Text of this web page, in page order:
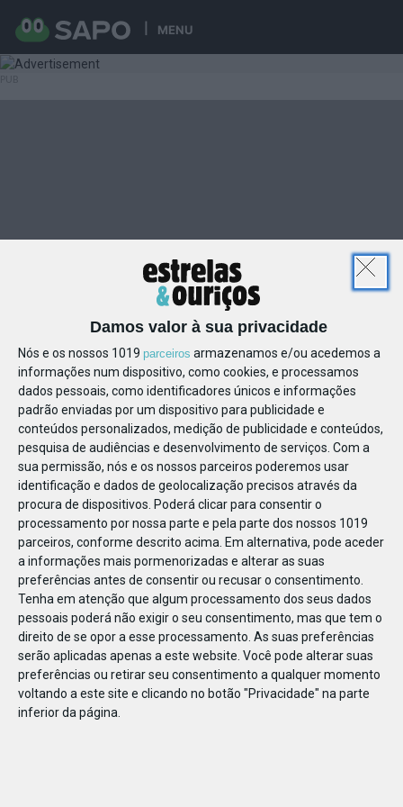
Damos valor à sua privacidade
Nós e os nossos 1019 parceiros armazenamos e/ou acedemos a
informações num dispositivo, como cookies, e processamos
dados pessoais, como identificadores únicos e informações
padrão enviadas por um dispositivo para publicidade e
conteúdos personalizados, medição de publicidade e conteúdos,
pesquisa de audiências e desenvolvimento de serviços. Com a
sua permissão, nós e os nossos parceiros poderemos usar
identificação e dados de geolocalização precisos através da
procura de dispositivos. Poderá clicar para consentir o
processamento por nossa parte e pela parte dos nossos 1019
parceiros, conforme descrito acima. Em alternativa, pode aceder
a informações mais pormenorizadas e alterar as suas
preferências antes de consentir ou recusar o consentimento.
Tenha em atenção que algum processamento dos seus dados
pessoais poderá não exigir o seu consentimento, mas que tem o
direito de se opor a esse processamento. As suas preferências
serão aplicadas apenas a este website. Você pode alterar suas
preferências ou retirar seu consentimento a qualquer momento
voltando a este site e clicando no botão "Privacidade" na parte
inferior da página.
MENU
1198352081336172